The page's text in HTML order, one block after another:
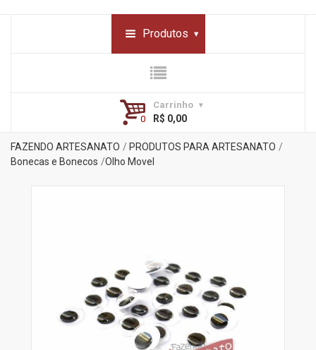
Produtos
Carrinho
R$ 0,00
FAZENDO ARTESANATO
PRODUTOS PARA ARTESANATO
Bonecas e Bonecos
Olho Movel